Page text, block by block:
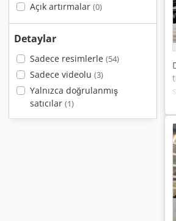
Açık artırmalar (0)
Detaylar
Sadece resimlerle (54)
Sadece videolu (3)
Yalnızca doğrulanmış
satıcılar (1)